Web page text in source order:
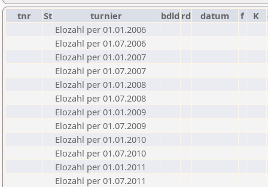
tnr St turnier bdld rd datum f K
Elozahl per 01.01.2006
Elozahl per 01.07.2006
Elozahl per 01.01.2007
Elozahl per 01.07.2007
Elozahl per 01.01.2008
Elozahl per 01.07.2008
Elozahl per 01.01.2009
Elozahl per 01.07.2009
Elozahl per 01.01.2010
Elozahl per 01.07.2010
Elozahl per 01.01.2011
Elozahl per 01.07.2011